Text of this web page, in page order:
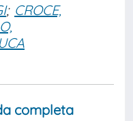
; CROCE,
completa